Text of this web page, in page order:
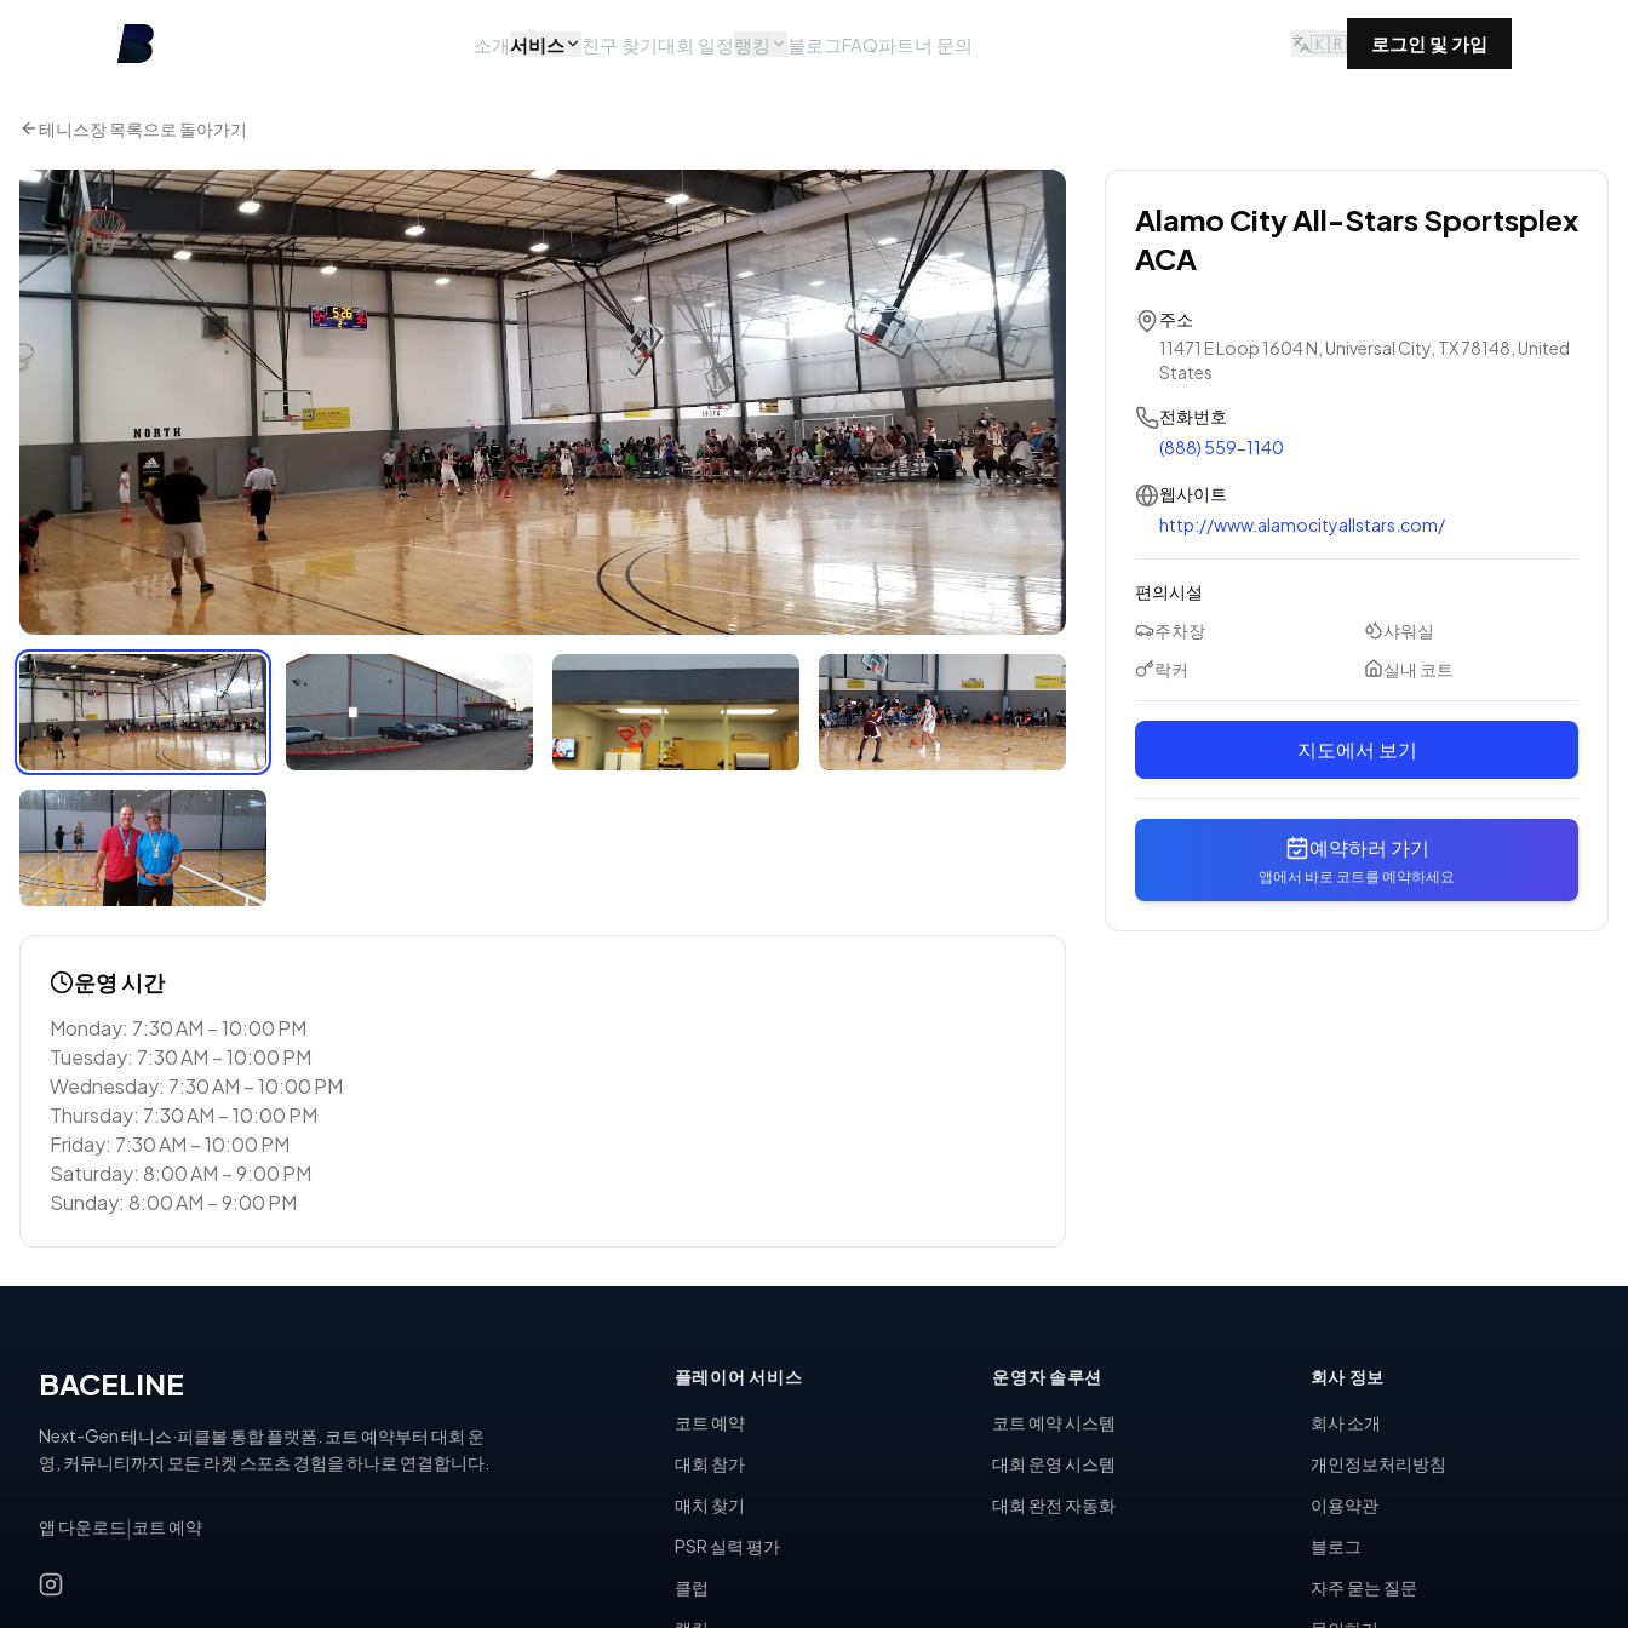
소개서비스 친구 찾기대회 일정랭킹 블로그FAQ파트너 문의 🇰🇷 로그인 및 가입
테니스장 목록으로 돌아가기
운영 시간
Monday: 7:30 AM – 10:00 PM
Tuesday: 7:30 AM – 10:00 PM
Wednesday: 7:30 AM – 10:00 PM
Thursday: 7:30 AM – 10:00 PM
Friday: 7:30 AM – 10:00 PM
Saturday: 8:00 AM – 9:00 PM
Sunday: 8:00 AM – 9:00 PM
Alamo City All-Stars Sportsplex
ACA
주소
11471 E Loop 1604 N, Universal City, TX 78148, United
States
전화번호
(888) 559-1140
웹사이트
http://www.alamocityallstars.com/
편의시설
주차장
샤워실
락커
실내 코트
지도에서 보기
예약하러 가기
앱에서 바로 코트를 예약하세요
BACELINE
Next-Gen 테니스·피클볼 통합 플랫폼. 코트 예약부터 대회 운
영, 커뮤니티까지 모든 라켓 스포츠 경험을 하나로 연결합니다.
앱 다운로드 코트 예약
플레이어 서비스
코트 예약
대회 참가
매치 찾기
PSR 실력 평가
클럽
운영자 솔루션
코트 예약 시스템
대회 운영 시스템
대회 완전 자동화
회사 정보
회사 소개
개인정보처리방침
이용약관
블로그
자주 묻는 질문